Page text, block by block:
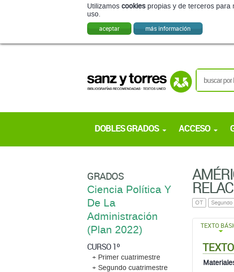
Utilizamos cookies propias y de terceros para
uso.
aceptar más información
DOBLES GRADOS ACCESO
OT
TEXTO
GRADOS
Ciencia Política Y
De La
Administración
(Plan 2022)
CURSO 1º
+ Primer cuatrimestre
+ Segundo cuatrimestre